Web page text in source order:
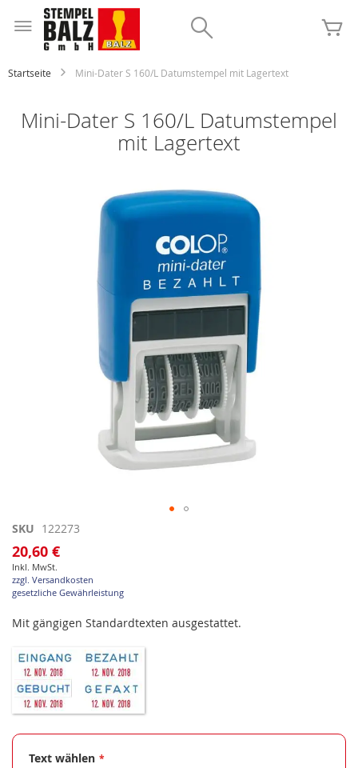
Inhalt
springen
Startseite Mini-Dater S 160/L Datumstempel mit Lagertext
Mini-Dater S 160/L Datumstempel
mit Lagertext
Zum
Anfang
der
Bildgalerie
springen
SKU 122273
20,60 €
Inkl. MwSt.
zzgl. Versandkosten
gesetzliche Gewährleistung
Mit gängigen Standardtexten ausgestattet.
Text wählen